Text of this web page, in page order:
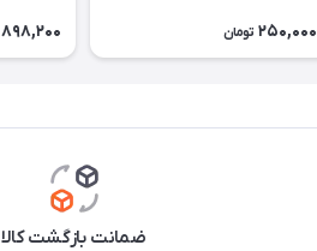
250,000 تومان 898,200
ضمانت بازگشت کالا